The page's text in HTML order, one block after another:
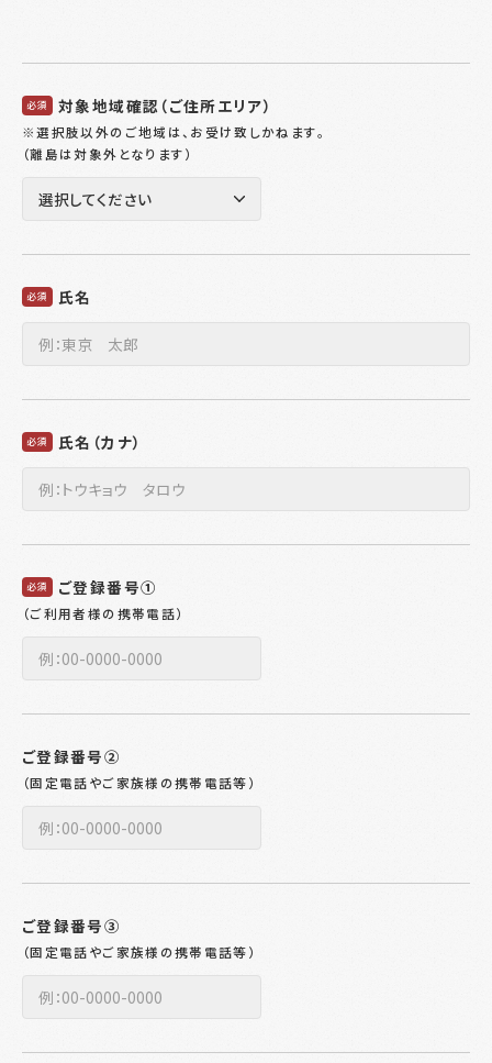
必須 対象地域確認（ご住所エリア）
※選択肢以外のご地域は、お受け致しかねます。
（離島は対象外となります）
必須 氏名
必須 氏名（カナ）
必須 ご登録番号①
（ご利用者様の携帯電話）
ご登録番号②
（固定電話やご家族様の携帯電話等）
ご登録番号③
（固定電話やご家族様の携帯電話等）